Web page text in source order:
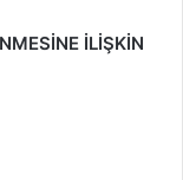
İLİŞKİN